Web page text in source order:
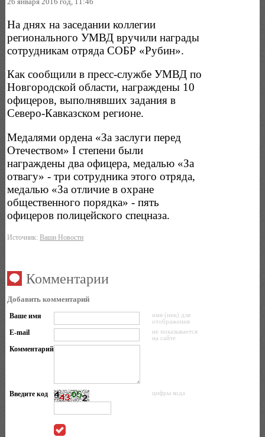
На днях на заседании коллегии
регионального УМВД вручили награды
сотрудникам отряда СОБР «Рубин».
Как сообщили в пресс-службе УМВД по
Новгородской области, награждены 10
офицеров, выполнявших задания в
Северо-Кавказском регионе.
Медалями ордена «За заслуги перед
Отечеством» I степени были
награждены два офицера, медалью «За
отвагу» - три сотрудника этого отряда,
медалью «За отличие в охране
общественного порядка» - пять
офицеров полицейского спецназа.
Источник:Ваши Новости
Комментарии
Добавить комментарий
Ваше имя
имя (ник) для
отображения
E-mail
не показывается
на сайте
Комментарий
Введите код цифры кода